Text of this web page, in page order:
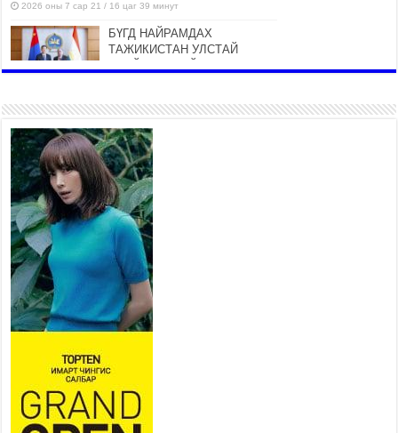
2026 оны 7 сар 21 / 16 цаг 39 минут
БҮГД НАЙРАМДАХ
ТАЖИКИСТАН УЛСТАЙ
26,992 суралцагч хотхоны бага
сургуульд, 8100 суралцагч
төрөлжсөн ахлах сургуульд
суралцана
2026 оны 7 сар 21 / 13 цаг 43 минут
COP17 хурлын үеэрх замын
хөдөлгөөн, нийтийн тээврийн
зохицуулалт, сургууль,
цэцэрлэг, зах, худалдааны
төвийн ажиллах хуваарийг гаргаж, иргэдэд
мэдээлэхийг үүрэг болголоо
2026 оны 7 сар 21 / 11 цаг 59 минут
Гэр бүлийн хэрэг шүүхэд хянан шийдвэрлэх
тухай хуулиар хүүхдийн дээд ашиг сонирхлыг
нэн тэргүүнд хангахыг баталгаажууллаа
2026 оны 7 сар 21 / 11 цаг 42 минут
Б.Пүрэвдагва: “Туул-1” коллекторыг ашиглалтад